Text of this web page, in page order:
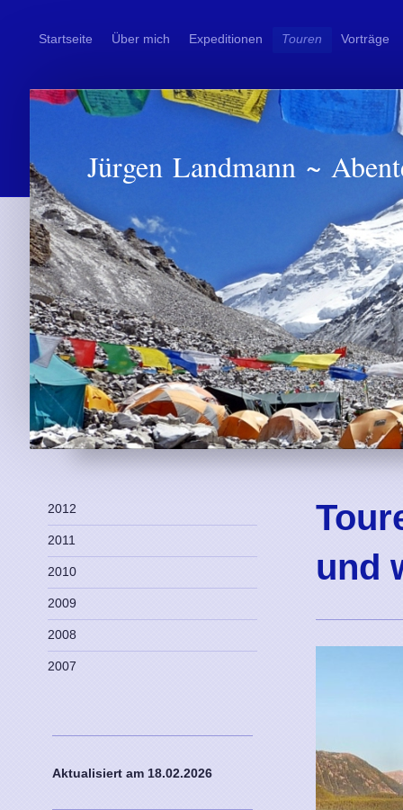
Startseite Über mich Expeditionen Touren Vorträge
Jürgen Landmann ~
und
2012
2011
2010
2009
2008
2007
Aktualisiert am 18.02.2026